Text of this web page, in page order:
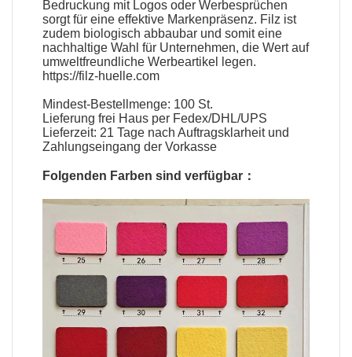
Bedruckung mit Logos oder Werbesprüchen
sorgt für eine effektive Markenpräsenz. Filz ist
zudem biologisch abbaubar und somit eine
nachhaltige Wahl für Unternehmen, die Wert auf
umweltfreundliche Werbeartikel legen.
https://filz-huelle.com
Mindest-Bestellmenge: 100 St.
Lieferung frei Haus per Fedex/DHL/UPS
Lieferzeit: 21 Tage nach Auftragsklarheit und
Zahlungseingang der Vorkasse
Folgenden Farben sind verfügbar：